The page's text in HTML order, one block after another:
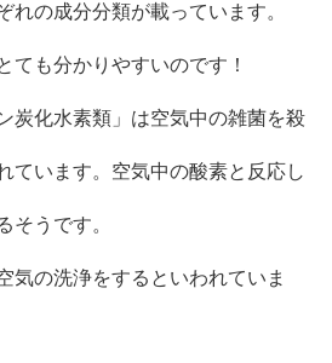
れの成分分類が載っています。
ても分かりやすいのです！
炭化水素類」は空気中の雑菌を殺
ています。空気中の酸素と反応し
そうです。
気の洗浄をするといわれていま